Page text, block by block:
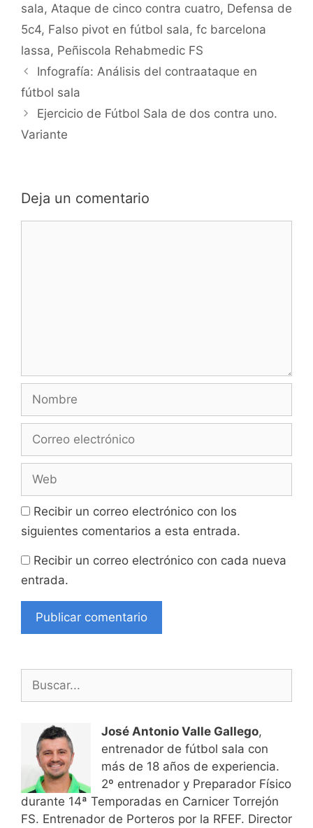
sala, Ataque de cinco contra cuatro, Defensa de
5c4, Falso pivot en fútbol sala, fc barcelona
lassa, Peñiscola Rehabmedic FS
Navegación
de
Infografía: Análisis del contraataque en
fútbol sala
Ejercicio de Fútbol Sala de dos contra uno.
Variante
Deja un comentario
electrónico
Recibir un correo electrónico con los
siguientes comentarios a esta entrada.
Recibir un correo electrónico con cada nueva
entrada.
José Antonio Valle Gallego,
entrenador de fútbol sala con
más de 18 años de experiencia.
2º entrenador y Preparador Físico
durante 14ª Temporadas en Carnicer Torrejón
FS. Entrenador de Porteros por la RFEF. Director